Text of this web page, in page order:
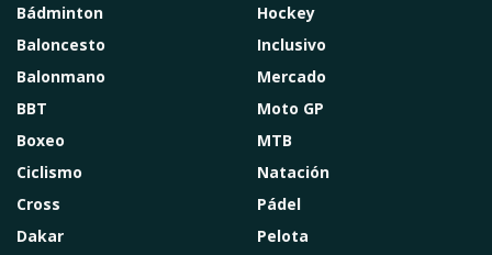
Bádminton
Baloncesto
Balonmano
BBT
Boxeo
Ciclismo
Cross
Dakar
Hockey
Inclusivo
Mercado
Moto GP
MTB
Natación
Pádel
Pelota